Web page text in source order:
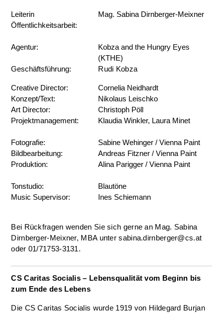
Leiterin
Öffentlichkeitsarbeit:
Mag. Sabina Dirnberger-Meixner
Agentur:
Kobza and the Hungry Eyes
(KTHE)
Geschäftsführung:
Rudi Kobza
Creative Director:
Cornelia Neidhardt
Konzept/Text:
Nikolaus Leischko
Art Director:
Christoph Pöll
Projektmanagement:
Klaudia Winkler, Laura Minet
Fotografie:
Sabine Wehinger / Vienna Paint
Bildbearbeitung:
Andreas Fitzner / Vienna Paint
Produktion:
Alina Parigger / Vienna Paint
Tonstudio:
Blautöne
Music Supervisor:
Ines Schiemann
Bei Rückfragen wenden Sie sich gerne an Mag. Sabina
Dirnberger-Meixner, MBA unter sabina.dirnberger@cs.at
oder 01/71753-3131.
CS Caritas Socialis – Lebensqualität vom Beginn bis
zum Ende des Lebens
Die CS Caritas Socialis wurde 1919 von Hildegard Burjan